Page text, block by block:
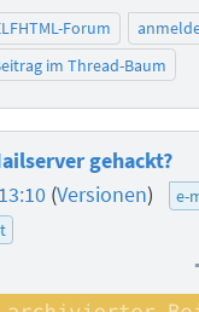
Forum
im Thread-Baum
gehackt?
(Versionen)
e-